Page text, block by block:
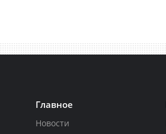
Главное
Новости